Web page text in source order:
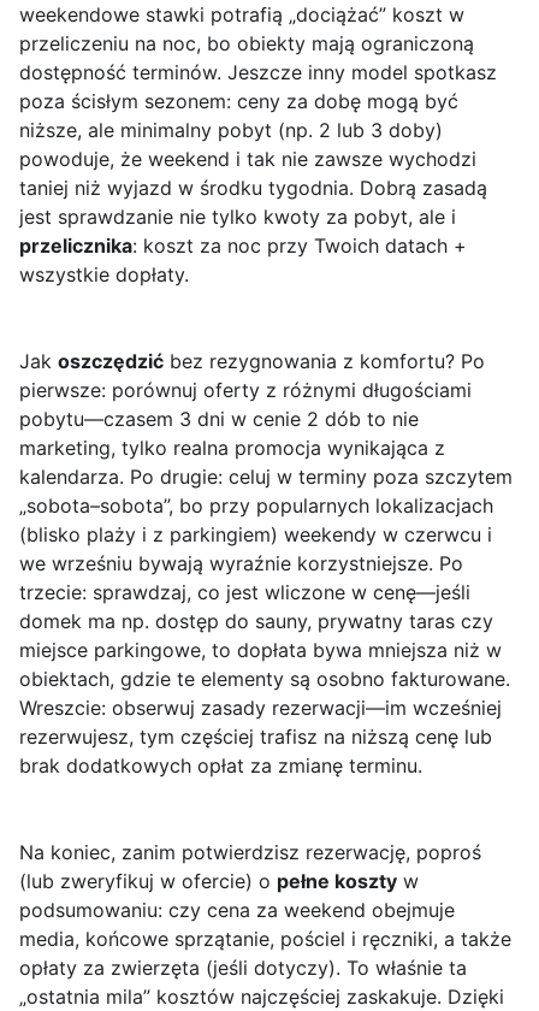
weekendowe stawki potrafią „dociążać” koszt w
przeliczeniu na noc, bo obiekty mają ograniczoną
dostępność terminów. Jeszcze inny model spotkasz
poza ścisłym sezonem: ceny za dobę mogą być
niższe, ale minimalny pobyt (np. 2 lub 3 doby)
powoduje, że weekend i tak nie zawsze wychodzi
taniej niż wyjazd w środku tygodnia. Dobrą zasadą
jest sprawdzanie nie tylko kwoty za pobyt, ale i
przelicznika: koszt za noc przy Twoich datach +
wszystkie dopłaty.
Jak oszczędzić bez rezygnowania z komfortu? Po
pierwsze: porównuj oferty z różnymi długościami
pobytu—czasem 3 dni w cenie 2 dób to nie
marketing, tylko realna promocja wynikająca z
kalendarza. Po drugie: celuj w terminy poza szczytem
„sobota–sobota”, bo przy popularnych lokalizacjach
(blisko plaży i z parkingiem) weekendy w czerwcu i
we wrześniu bywają wyraźnie korzystniejsze. Po
trzecie: sprawdzaj, co jest wliczone w cenę—jeśli
domek ma np. dostęp do sauny, prywatny taras czy
miejsce parkingowe, to dopłata bywa mniejsza niż w
obiektach, gdzie te elementy są osobno fakturowane.
Wreszcie: obserwuj zasady rezerwacji—im wcześniej
rezerwujesz, tym częściej trafisz na niższą cenę lub
brak dodatkowych opłat za zmianę terminu.
Na koniec, zanim potwierdzisz rezerwację, poproś
(lub zweryfikuj w ofercie) o pełne koszty w
podsumowaniu: czy cena za weekend obejmuje
media, końcowe sprzątanie, pościel i ręczniki, a także
opłaty za zwierzęta (jeśli dotyczy). To właśnie ta
„ostatnia mila” kosztów najczęściej zaskakuje. Dzięki